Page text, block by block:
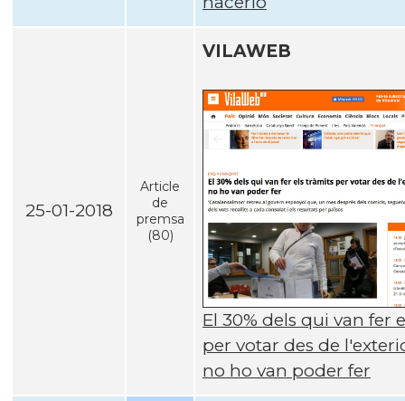
25-01-2018
Article
de
premsa
(80)
VILAWEB
El 30% dels qui van fer
per votar des de
no ho van poder fer